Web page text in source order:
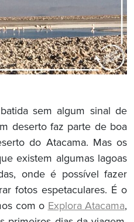
sem algum sinal de
deserto faz parte de boa
do Atacama. Mas os
existem algumas lagoas
onde é possível fazer
fotos espetaculares. É o
com o Explora Atacama,